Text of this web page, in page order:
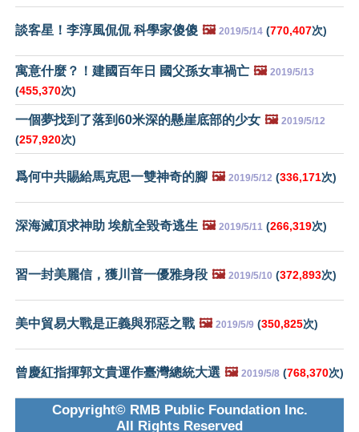
談客星！李淳風侃侃 科學家傻傻 🖼️ 2019/5/14 (770,407次)
寓意什麼？！建國百年日 國父孫女車禍亡 🖼️ 2019/5/13
(455,370次)
一個夢找到了落到60米深的懸崖底部的少女 🖼️ 2019/5/12
(257,920次)
爲何中共賜給馬克思一雙神奇的腳 🖼️ 2019/5/12 (336,171次)
深海滅頂求神助 埃航全毀奇逃生 🖼️ 2019/5/11 (266,319次)
習一封美麗信，獲川普一優雅身段 🖼️ 2019/5/10 (372,893次)
美中貿易大戰是正義與邪惡之戰 🖼️ 2019/5/9 (350,825次)
曾慶紅指揮郭文貴運作臺灣總統大選 🖼️ 2019/5/8 (768,370次)
Copyright© RMB Public Foundation Inc.
All Rights Reserved